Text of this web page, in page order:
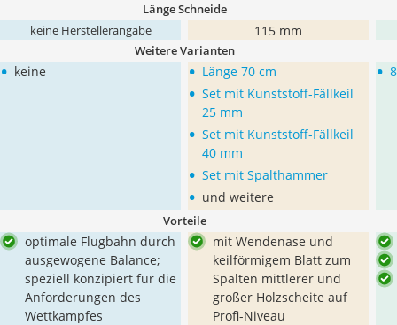
Länge Schneide
keine Herstellerangabe 115 mm
Weitere Varianten
• keine • Länge 70 cm
• Set mit Kunststoff-Fällkeil
25 mm
• Set mit Kunststoff-Fällkeil
40 mm
• Set mit Spalthammer
• und weitere
•
Vorteile
optimale Flugbahn durch
ausgewogene Balance;
speziell konzipiert für die
Anforderungen des
Wettkampfes
mit Wendenase und
keilförmigem Blatt zum
Spalten mittlerer und
großer Holzscheite auf
Profi-Niveau